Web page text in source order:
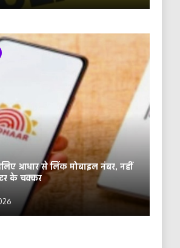
आधार से लिंक मोबाइल नंबर, नहीं
के चक्कर